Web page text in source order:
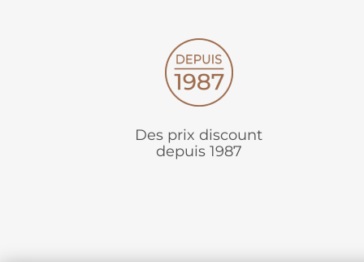
Des prix discount
depuis 1987